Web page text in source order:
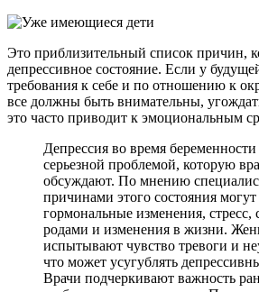
Это приблизительный список причин,
депрессивное состояние. Если у
требования к себе и по отношению к
все должны быть внимательны,
это часто приводит к эмоциональным
Депрессия во время беременности
серьезной проблемой, которую
обсуждают. По мнению
причинами этого состояния
гормональные изменения, стресс,
родами и изменения в жизни.
испытывают чувство тревоги и
что может усугублять
Врачи подчеркивают важность